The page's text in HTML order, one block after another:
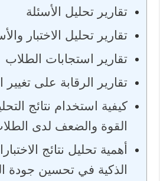
تقارير تحليل الأسئلة
تقارير تحليل الاختبار
تقارير استجابات الطلاب
تقارير الرقابة على تغيير
كيفية استخدام نتائج
القوة والضعف لدى
أهمية تحليل نتائج
الذكية في تحسين جودة